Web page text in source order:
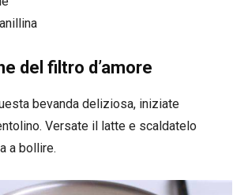
del filtro d’amore
bevanda deliziosa, iniziate
Versate il latte e scaldatelo
a bollire.